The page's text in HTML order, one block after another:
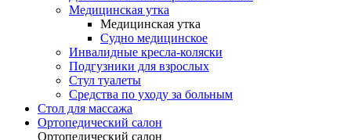
Медицинская утка
Медицинская утка
Судно медицинское
Инвалидные кресла-коляски
Подгузники для взрослых
Стул туалеты
Средства по уходу за больным
Cтол для массажа
Ортопедический салон
Ортопедический салон